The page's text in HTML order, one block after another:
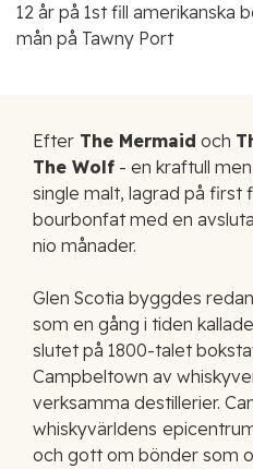
12 år på 1st fill amerikanska
mån på Tawny Port
Efter The Mermaid och
The Wolf - en kraftull
single malt, lagrad på first
bourbonfat med en
nio månader.
Glen Scotia byggdes
som en gång i tiden
slutet på 1800-talet
Campbeltown av
verksamma destillerier.
whiskyvärldens
och gott om bönder som